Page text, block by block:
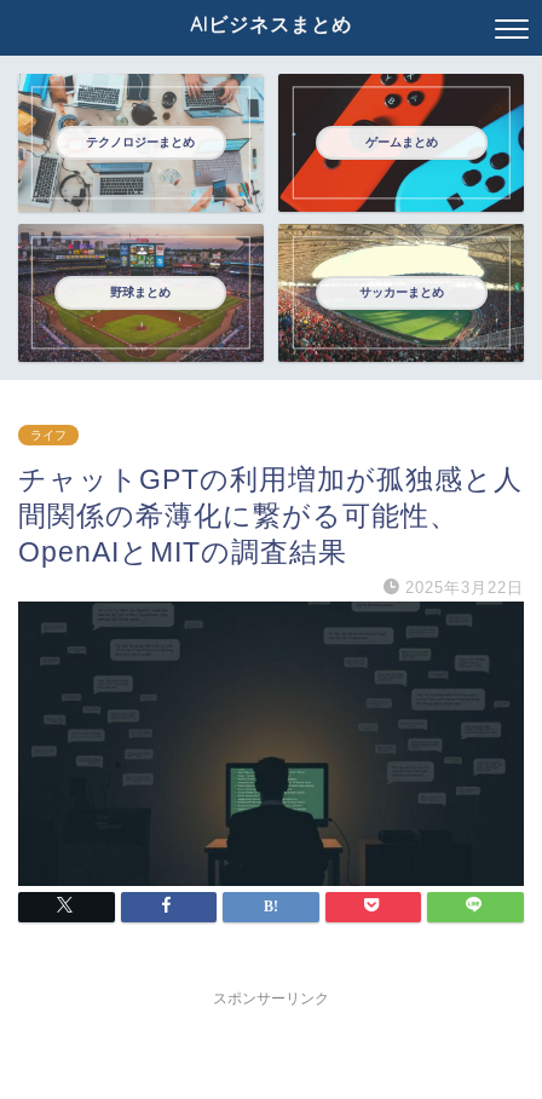
AIビジネスまとめ
テクノロジーまとめ ゲームまとめ
野球まとめ サッカーまとめ
ライフ
チャットGPTの利用増加が孤独感と人
間関係の希薄化に繋がる可能性、
OpenAIとMITの調査結果
2025年3月22日
スポンサーリンク